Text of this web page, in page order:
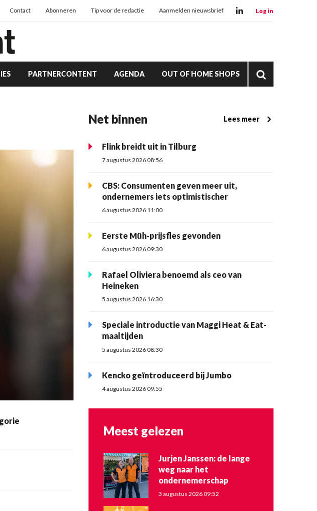
Contact Abonneren Tip voor de redactie Aanmelden nieuwsbrief Log in
PARTNERCONTENT AGENDA OUT OF HOME SHOPS
Net binnen Lees meer
Flink breidt uit in Tilburg
7 augustus 2026 08:56
CBS: Consumenten geven meer uit,
ondernemers iets optimistischer
6 augustus 2026 11:00
Eerste Müh-prijsfles gevonden
6 augustus 2026 09:30
Rafael Oliviera benoemd als ceo van
Heineken
5 augustus 2026 16:30
Speciale introductie van Maggi Heat & Eat-
maaltijden
5 augustus 2026 08:30
Kencko geïntroduceerd bij Jumbo
4 augustus 2026 09:55
Meest gelezen
Jurjen Janssen: de lange
weg naar het
ondernemerschap
3 augustus 2026 09:52